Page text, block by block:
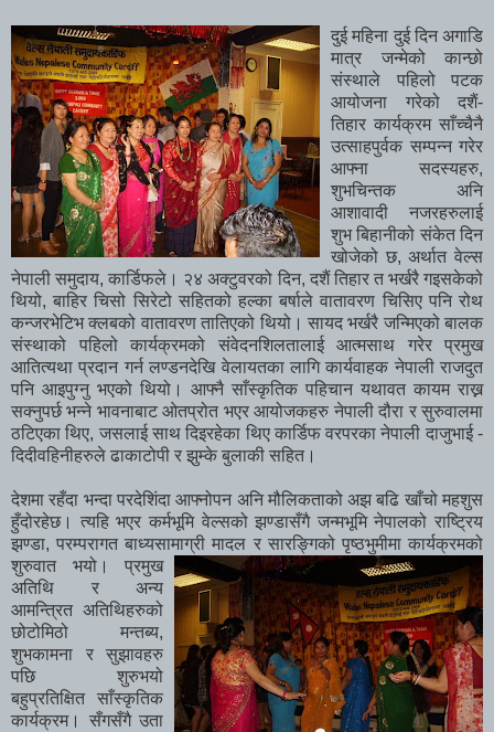
दुई महिना दुई दिन अगाडि
मात्र जन्मेको कान्छो
संस्थाले पहिलो पटक
आयोजना गरेको दशैं-
तिहार कार्यक्रम साँच्चैनै
उत्साहपुर्वक सम्पन्न गरेर
आफ्ना सदस्यहरु,
शुभचिन्तक अनि
आशावादी नजरहरुलाई
शुभ बिहानीको संकेत दिन
खोजेको छ, अर्थात वेल्स
नेपाली समुदाय, कार्डिफले। २४ अक्टुवरको दिन, दशैं तिहार त भर्खरै गइसकेको
थियो, बाहिर चिसो सिरेटो सहितको हल्का बर्षाले वातावरण चिसिए पनि रोथ
कन्जरभेटिभ क्लबको वातावरण तातिएको थियो। सायद भर्खरै जन्मिएको बालक
संस्थाको पहिलो कार्यक्रमको संवेदनशिलतालाई आत्मसाथ गरेर प्रमुख
आतित्यथा प्रदान गर्न लण्डनदेखि वेलायतका लागि कार्यवाहक नेपाली राजदुत
पनि आइपुग्नु भएको थियो। आफ्नै साँस्कृतिक पहिचान यथावत कायम राख्न
सक्नुपर्छ भन्ने भावनाबाट ओतप्रोत भएर आयोजकहरु नेपाली दौरा र सुरुवालमा
ठटिएका थिए, जसलाई साथ दिइरहेका थिए कार्डिफ वरपरका नेपाली दाजुभाई -
दिदीवहिनीहरुले ढाकाटोपी र झुम्के बुलाकी सहित।
देशमा रहँदा भन्दा परदेशिंदा आफ्नोपन अनि मौलिकताको अझ बढि खाँचो महशुस
हुँदोरहेछ। त्यहि भएर कर्मभूमि वेल्सको झण्डासँगै जन्मभूमि नेपालको राष्ट्रिय
झण्डा, परम्परागत बाध्यसामाग्री मादल र सारङ्गिको पृष्ठभुमीमा कार्यक्रमको
शुरुवात भयो। प्रमुख
अतिथि र अन्य
आमन्त्रित अतिथिहरुको
छोटोमिठो मन्तब्य,
शुभकामना र सुझावहरु
पछि शुरुभयो
बहुप्रतिक्षित साँस्कृतिक
कार्यक्रम। सँगसँगै उता